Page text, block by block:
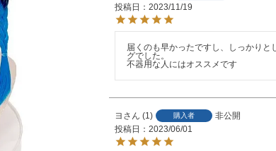
投稿日
2023/11/19
届くのも早かったですし、しっかりと
グでした。
不器用な人にはオススメです
ヨ 1 購入者
非公開
投稿日
2023/06/01